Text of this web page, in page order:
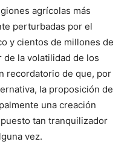
agrícolas más
perturbadas por el
y cientos de millones de
la volatilidad de los
recordatorio de que, por
la proposición de
una creación
tan tranquilizador
vez.